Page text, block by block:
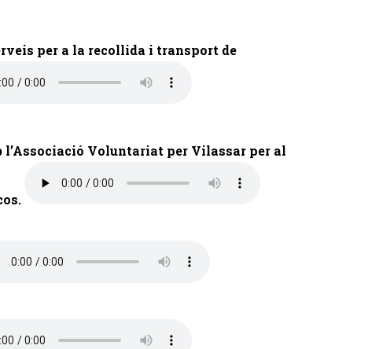
per a la recollida i transport de
Voluntariat per Vilassar per al